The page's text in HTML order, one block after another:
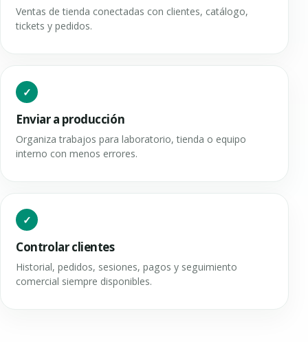
Ventas de tienda conectadas con clientes, catálogo,
tickets y pedidos.
Enviar a producción
Organiza trabajos para laboratorio, tienda o equipo
interno con menos errores.
Controlar clientes
Historial, pedidos, sesiones, pagos y seguimiento
comercial siempre disponibles.